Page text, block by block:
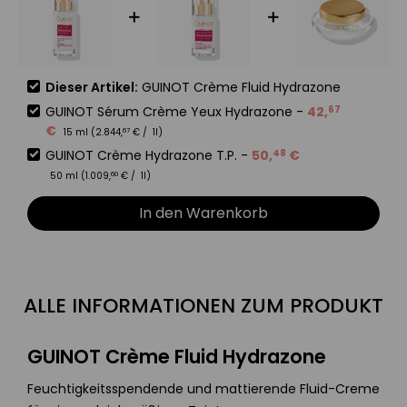
Dieser Artikel: GUINOT Crème Fluid Hydrazone
GUINOT Sérum Crème Yeux Hydrazone - 42,67
€ 15 ml (2.844,67 € / 1l)
GUINOT Crème Hydrazone T.P. - 50,48 €
50 ml (1.009,60 € / 1l)
In den Warenkorb
ALLE INFORMATIONEN ZUM PRODUKT
GUINOT Crème Fluid Hydrazone
Feuchtigkeitsspendende und mattierende Fluid-Creme